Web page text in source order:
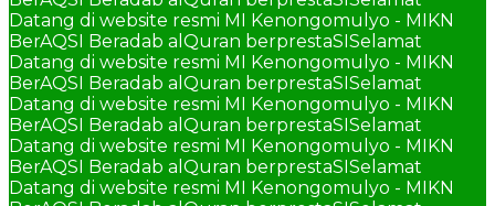
Datang di website resmi MI Kenongomulyo - MIKN
BerAQSI Beradab alQuran berprestaSISelamat
Datang di website resmi MI Kenongomulyo - MIKN
BerAQSI Beradab alQuran berprestaSISelamat
Datang di website resmi MI Kenongomulyo - MIKN
BerAQSI Beradab alQuran berprestaSISelamat
Datang di website resmi MI Kenongomulyo - MIKN
BerAQSI Beradab alQuran berprestaSISelamat
Datang di website resmi MI Kenongomulyo - MIKN